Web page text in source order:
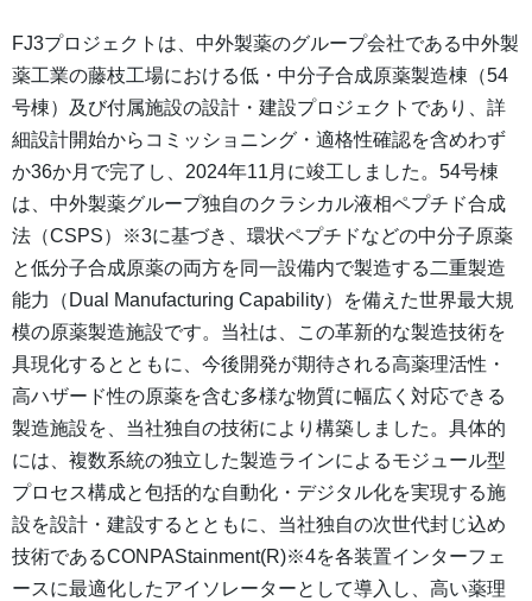
FJ3プロジェクトは、中外製薬のグループ会社である中外製
薬工業の藤枝工場における低・中分子合成原薬製造棟（54
号棟）及び付属施設の設計・建設プロジェクトであり、詳
細設計開始からコミッショニング・適格性確認を含めわず
か36か月で完了し、2024年11月に竣工しました。54号棟
は、中外製薬グループ独自のクラシカル液相ペプチド合成
法（CSPS）※3に基づき、環状ペプチドなどの中分子原薬
と低分子合成原薬の両方を同一設備内で製造する二重製造
能力（Dual Manufacturing Capability）を備えた世界最大規
模の原薬製造施設です。当社は、この革新的な製造技術を
具現化するとともに、今後開発が期待される高薬理活性・
高ハザード性の原薬を含む多様な物質に幅広く対応できる
製造施設を、当社独自の技術により構築しました。具体的
には、複数系統の独立した製造ラインによるモジュール型
プロセス構成と包括的な自動化・デジタル化を実現する施
設を設計・建設するとともに、当社独自の次世代封じ込め
技術であるCONPAStainment(R)※4を各装置インターフェ
ースに最適化したアイソレーターとして導入し、高い薬理